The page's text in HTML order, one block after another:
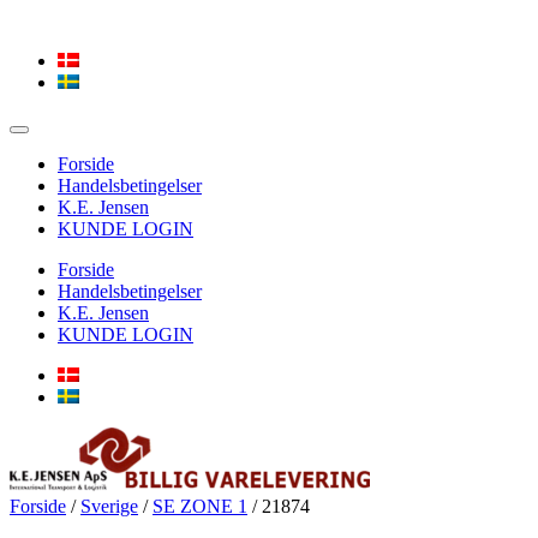
Forside
Handelsbetingelser
K.E. Jensen
KUNDE LOGIN
Forside
Handelsbetingelser
K.E. Jensen
KUNDE LOGIN
Forside / Sverige / SE ZONE 1 / 21874